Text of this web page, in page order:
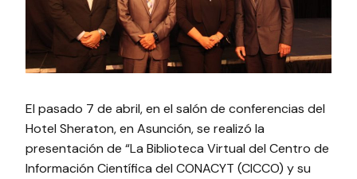
El pasado 7 de abril, en el salón de conferencias del
Hotel Sheraton, en Asunción, se realizó la
presentación de “La Biblioteca Virtual del Centro de
Información Científica del CONACYT (CICCO) y su